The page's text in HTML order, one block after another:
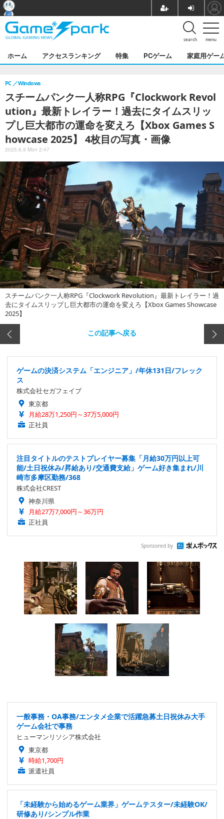
menu
search
ホーム アクセスランキング 特集 PCゲーム 家庭用ゲー
スチームパンク一人称RPG『Clockwork Revol
ution』最新トレイラー！過去にタイムスリッ
プし巨大都市の運命を変えろ【Xbox Games S
howcase 2025】 4枚目の写真・画像
PC Windows
2025.6.9 Mon 2:47
スチームパンク一人称RPG『Clockwork Revolution』最新トレイラー！過
去にタイムスリップし巨大都市の運命を変えろ【Xbox Games Showcase
2025】
この記事へ戻る
ゲームの決済システム「エンジニア」/年休131日/フレック
ス
株式会社セガフェイブ
東京都
月給28万1,250円～37万5,000円
正社員
注目タイトルのテストプレイヤー募集「月給30万円以上可
能/土日祝休み/昇給あり/交通費支給」ゲーム好き集まれ/川
崎市多摩区勤務/368
株式会社CREST
神奈川県
月給27万7,000円～36万円
正社員
Sponsored by
一般事務・OA事務/エンタメ企業で活躍急募土日祝休み大手
ゲーム会社で事務
ヒューマンリソシア株式会社
東京都
時給1,700円
派遣社員
「未経験から始めるゲーム業界」ゲームテスター/未経験OK/
研修あり/シンプル作業